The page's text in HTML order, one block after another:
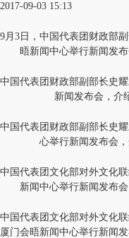
2017-09-03 15:13
9月3日，中国代表团财政部
晤新闻中心举行新闻发
中国代表团财政部副部长史
新闻发布会，介
中国代表团财政部副部长史
心举行新闻发布会
中国代表团文化部对外文化
新闻中心举行新闻发布
中国代表团文化部对外文化
厦门会晤新闻中心举行新闻